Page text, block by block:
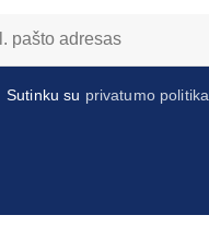
Sutinku su privatumo politika